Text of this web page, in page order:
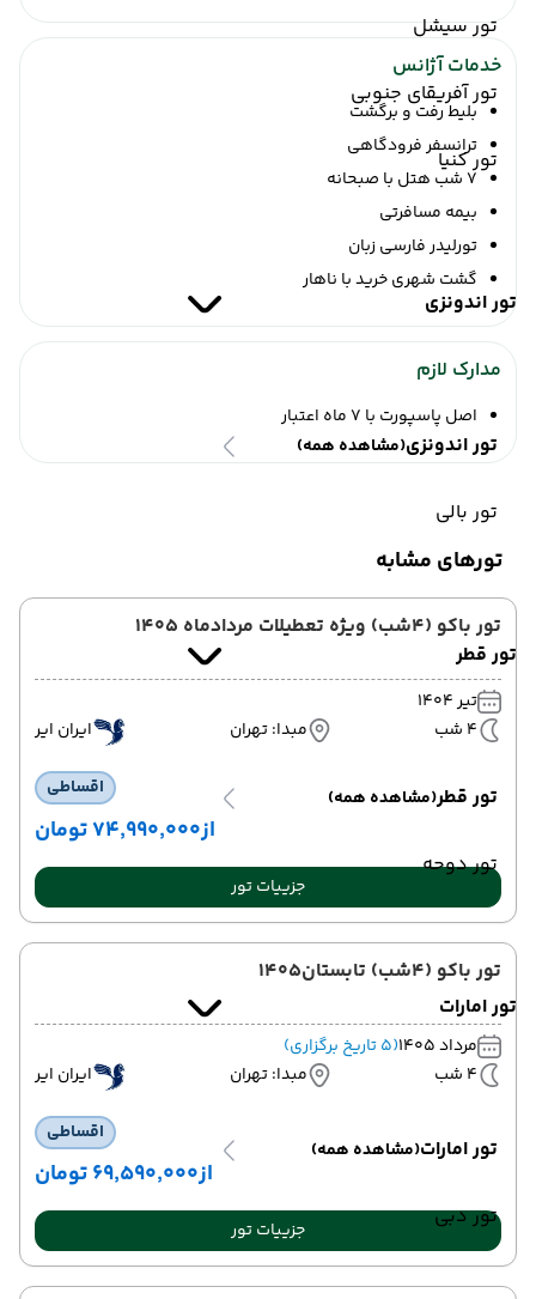
تور سیشل
تور آفریقای جنوبی
تور کنیا
تور اندونزی
تور اندونزی(مشاهده همه)
تور بالی
تور قطر
تور قطر(مشاهده همه)
تور دوحه
تور امارات
تور امارات(مشاهده همه)
تور دبی
خدمات آژانس
بلیط رفت و برگشت
ترانسفر فرودگاهی
7 شب هتل با صبحانه
بیمه مسافرتی
تورلیدر فارسی زبان
گشت شهری خرید با ناهار
مدارک لازم
اصل پاسپورت با 7 ماه اعتبار
تورهای مشابه
تور باکو (4شب) ویژه تعطیلات مردادماه 1405
تیر 1404
4 شب
مبدا: تهران ایران ایر
اقساطی
از۷۴٬۹۹۰٬۰۰۰ تومان
جزییات تور
تور باکو (4شب) تابستان1405
مرداد 1405
(5 تاریخ برگزاری)
4 شب
مبدا: تهران ایران ایر
اقساطی
از۶۹٬۵۹۰٬۰۰۰ تومان
جزییات تور